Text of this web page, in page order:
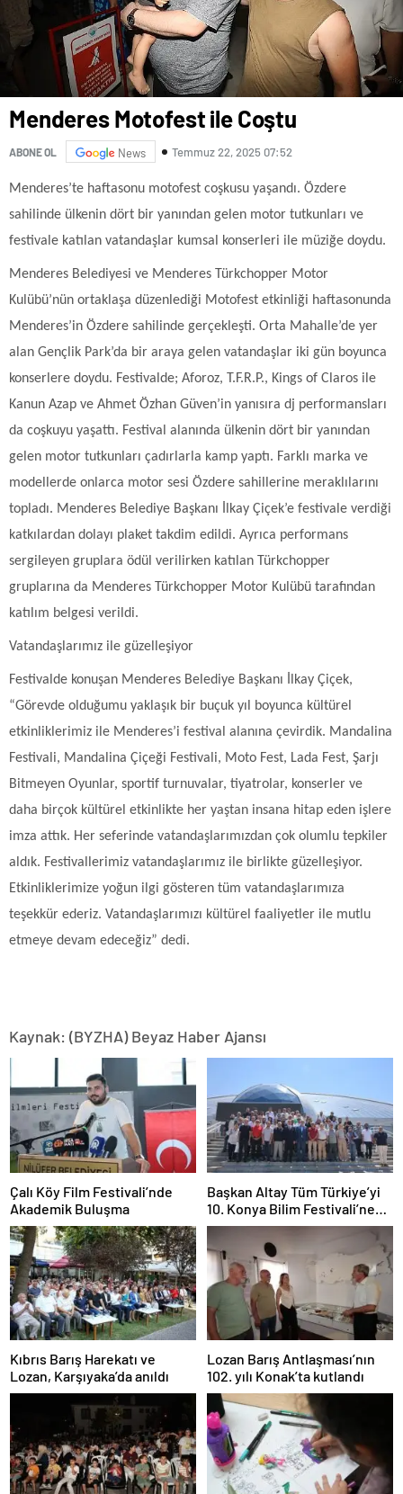
Menderes Motofest ile Coştu
ABONE OL News Temmuz 22, 2025 07:52
Menderes’te haftasonu motofest coşkusu yaşandı. Özdere
sahilinde ülkenin dört bir yanından gelen motor tutkunları ve
festivale katılan vatandaşlar kumsal konserleri ile müziğe doydu.
Menderes Belediyesi ve Menderes Türkchopper Motor
Kulübü’nün ortaklaşa düzenlediği Motofest etkinliği haftasonunda
Menderes’in Özdere sahilinde gerçekleşti. Orta Mahalle’de yer
alan Gençlik Park’da bir araya gelen vatandaşlar iki gün boyunca
konserlere doydu. Festivalde; Aforoz, T.F.R.P., Kings of Claros ile
Kanun Azap ve Ahmet Özhan Güven’in yanısıra dj performansları
da coşkuyu yaşattı. Festival alanında ülkenin dört bir yanından
gelen motor tutkunları çadırlarla kamp yaptı. Farklı marka ve
modellerde onlarca motor sesi Özdere sahillerine meraklılarını
topladı. Menderes Belediye Başkanı İlkay Çiçek’e festivale verdiği
katkılardan dolayı plaket takdim edildi. Ayrıca performans
sergileyen gruplara ödül verilirken katılan Türkchopper
gruplarına da Menderes Türkchopper Motor Kulübü tarafından
katılım belgesi verildi.
Vatandaşlarımız ile güzelleşiyor
Festivalde konuşan Menderes Belediye Başkanı İlkay Çiçek,
“Görevde olduğumu yaklaşık bir buçuk yıl boyunca kültürel
etkinliklerimiz ile Menderes’i festival alanına çevirdik. Mandalina
Festivali, Mandalina Çiçeği Festivali, Moto Fest, Lada Fest, Şarjı
Bitmeyen Oyunlar, sportif turnuvalar, tiyatrolar, konserler ve
daha birçok kültürel etkinlikte her yaştan insana hitap eden işlere
imza attık. Her seferinde vatandaşlarımızdan çok olumlu tepkiler
aldık. Festivallerimiz vatandaşlarımız ile birlikte güzelleşiyor.
Etkinliklerimize yoğun ilgi gösteren tüm vatandaşlarımıza
teşekkür ederiz. Vatandaşlarımızı kültürel faaliyetler ile mutlu
etmeye devam edeceğiz” dedi.
Kaynak: (BYZHA) Beyaz Haber Ajansı
Çalı Köy Film Festivali’nde
Akademik Buluşma
Başkan Altay Tüm Türkiye’yi
10. Konya Bilim Festivali’ne
Davet Etti
Kıbrıs Barış Harekatı ve
Lozan, Karşıyaka’da anıldı
Lozan Barış Antlaşması’nın
102. yılı Konak’ta kutlandı